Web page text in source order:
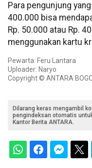
Para pengunjung
400.000 bisa
Rp. 50.000 atau Rp.
menggunakan kartu
Pewarta: Feru Lantara
Uploader: Naryo
Copyright © ANTARA
Dilarang keras mengambil
pengindeksan otomatis
Kantor Berita ANTARA.